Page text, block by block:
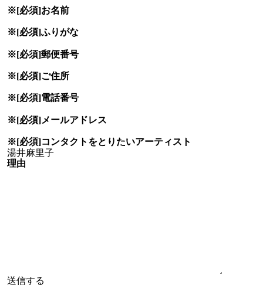
※[必須]お名前
※[必須]ふりがな
※[必須]郵便番号
※[必須]ご住所
※[必須]電話番号
※[必須]メールアドレス
※[必須]コンタクトをとりたいアーティスト
理由